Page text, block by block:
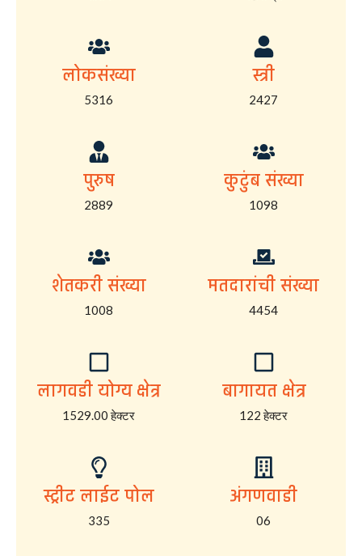
लोकसंख्या
5316
स्त्री
2427
पुरुष
2889
कुटुंब संख्या
1098
शेतकरी संख्या
1008
मतदारांची संख्या
4454
लागवडी योग्य क्षेत्र
1529.00 हेक्टर
बागायत क्षेत्र
122 हेक्टर
स्ट्रीट लाईट पोल
335
अंगणवाडी
06